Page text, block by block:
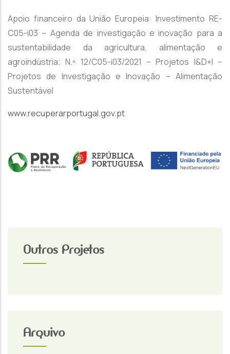
Apoio financeiro da União Europeia: Investimento RE-
C05-i03 – Agenda de investigação e inovação para a
sustentabilidade da agricultura, alimentação e
agroindústria; N.º 12/C05-i03/2021 – Projetos I&D+I –
Projetos de Investigação e Inovação – Alimentação
Sustentável
www.recuperarportugal.gov.pt
Outros Projetos
Arquivo